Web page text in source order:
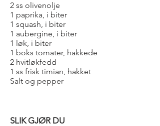
2 ss olivenolje
1 paprika, i biter
1 squash, i biter
1 aubergine, i biter
1 løk, i biter
1 boks tomater, hakkede
2 hvitløkfedd
1 ss frisk timian, hakket
Salt og pepper
SLIK GJØR DU